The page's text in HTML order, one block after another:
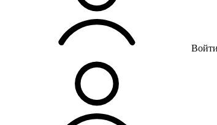
Войти